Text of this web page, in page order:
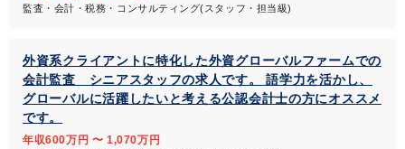
監査・会計・税務・コンサルティング(スタッフ・担当級)
外資系クライアントに特化した外資グローバルファームでの
会計監査 シニアスタッフの求人です。 語学力を活かし、
グローバルに活躍したいと考える公認会計士の方にオススメ
です。
年収600万円 〜 1,070万円